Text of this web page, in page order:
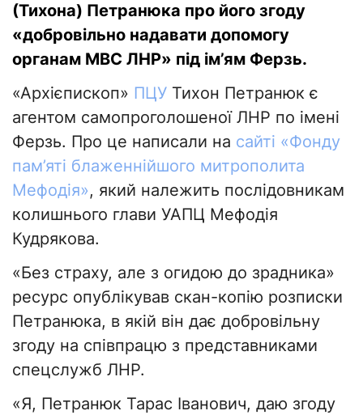
(Тихона) Петранюка про його згоду
«добровільно надавати допомогу
органам МВС ЛНР» під ім’ям Ферзь.
«Архієпископ» ПЦУ Тихон Петранюк є
агентом самопроголошеної ЛНР по імені
Ферзь. Про це написали на сайті «Фонду
пам’яті блаженнійшого митрополита
Мефодія», який належить послідовникам
колишнього глави УАПЦ Мефодія
Кудрякова.
«Без страху, але з огидою до зрадника»
ресурс опублікував скан-копію розписки
Петранюка, в якій він дає добровільну
згоду на співпрацю з представниками
спецслужб ЛНР.
«Я, Петранюк Тарас Іванович, даю згоду